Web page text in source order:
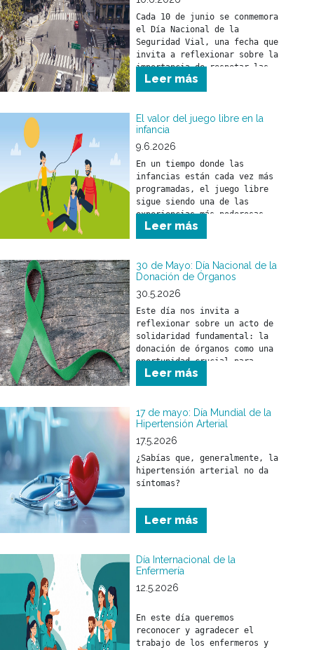
Cada 10 de junio se conmemora
el Día Nacional de la
Seguridad Vial, una fecha que
invita a reflexionar sobre la
importancia de respetar las
normas de tránsito para
prevenir siniestros viales y
personas que circulan por la
vía pública.
Leer más
El valor del juego libre en la
infancia
9.6.2026
En un tiempo donde las
infancias están cada vez más
programadas, el juego libre
sigue siendo una de las
experiencias más poderosas
para el desarrollo de los
niños.
Leer más
30 de Mayo: Día Nacional de la
Donación de Órganos
30.5.2026
Este día nos invita a
reflexionar sobre un acto de
solidaridad fundamental: la
donación de órganos como una
oportunidad crucial para
salvar y mejorar la calidad
de vida de miles de personas.
Leer más
17 de mayo: Día Mundial de la
Hipertensión Arterial
17.5.2026
¿Sabías que, generalmente, la
hipertensión arterial no da
síntomas?
Leer más
Día Internacional de la
Enfermería
12.5.2026
En este día queremos
reconocer y agradecer el
trabajo de los enfermeros y